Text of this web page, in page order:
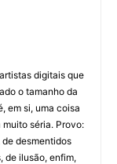
digitais que
o tamanho da
em si, uma coisa
séria. Provo:
desmentidos
de ilusão, enfim,